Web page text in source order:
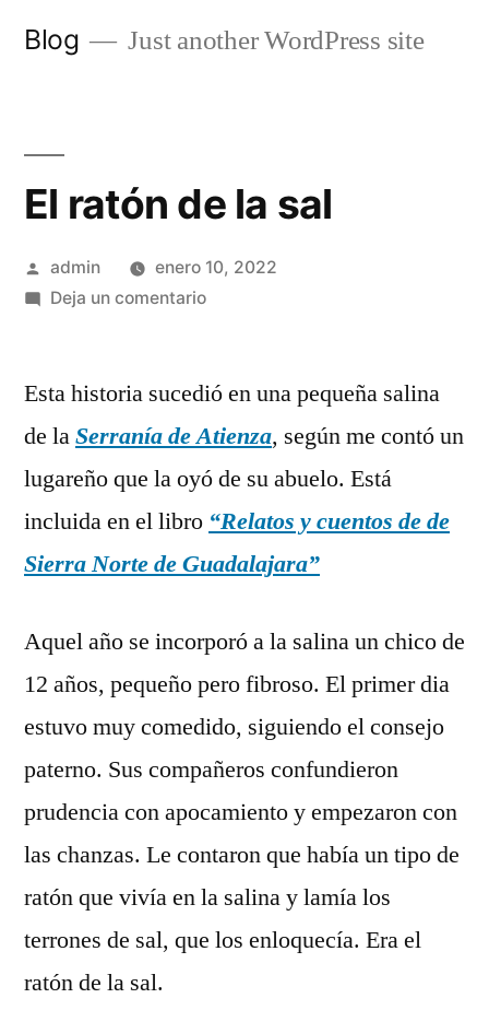
Blog Just another WordPress site
El ratón de la sal
Publicado
por
admin
enero 10, 2022
Deja un comentarioen
de
sal
Esta historia sucedió en una pequeña salina
de laSerranía de Atienza, según me contó un
lugareño que la oyó de su abuelo. Está
incluida en el libro “Relatos y cuentos de de
Sierra Norte de Guadalajara”
Aquel año se incorporó a la salina un chico de
12 años, pequeño pero fibroso. El primer dia
estuvo muy comedido, siguiendo el consejo
paterno. Sus compañeros confundieron
prudencia con apocamiento y empezaron con
las chanzas. Le contaron que había un tipo de
ratón que vivía en la salina y lamía los
terrones de sal, que los enloquecía. Era el
ratón de la sal.